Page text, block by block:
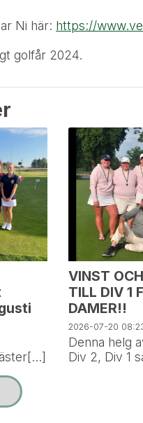
Ni här: https://
golfår 2024.
VINST
TILL DIV 1
DAMER!!
2026-07-20
Denna helg
Div 2, Div 1